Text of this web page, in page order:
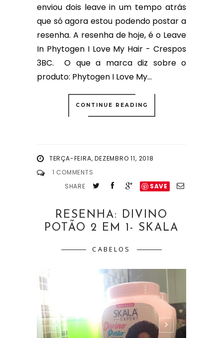
enviou dois leave in um tempo atrás
que só agora estou podendo postar a
resenha. A resenha de hoje, é o Leave
In Phytogen I Love My Hair - Crespos
3BC. O que a marca diz sobre o
produto: Phytogen I Love My...
CONTINUE READING
TERÇA-FEIRA, DEZEMBRO 11, 2018
1 COMMENTS
SHARE
SAVE
RESENHA: DIVINO
POTÃO 2 EM 1- SKALA
CABELOS